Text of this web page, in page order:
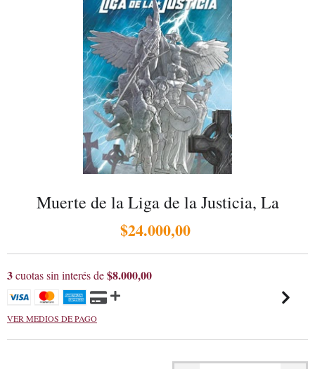
Muerte de la Liga de la Justicia, La
$24.000,00
3cuotas sin interés de$8.000,00
VER MEDIOS DE PAGO